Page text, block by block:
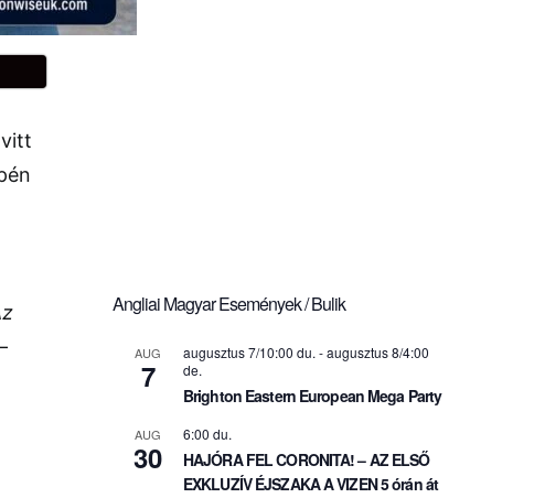
Angliai Magyar Események / Bulik
AUG
7
augusztus 7/10:00 du. -augusztus 8/4:00
de.
Brighton Eastern European Mega Party
AUG
30
6:00 du.
HAJÓRA FEL CORONITA! – AZ ELSŐ
EXKLUZÍV ÉJSZAKA A VIZEN 5 órán át